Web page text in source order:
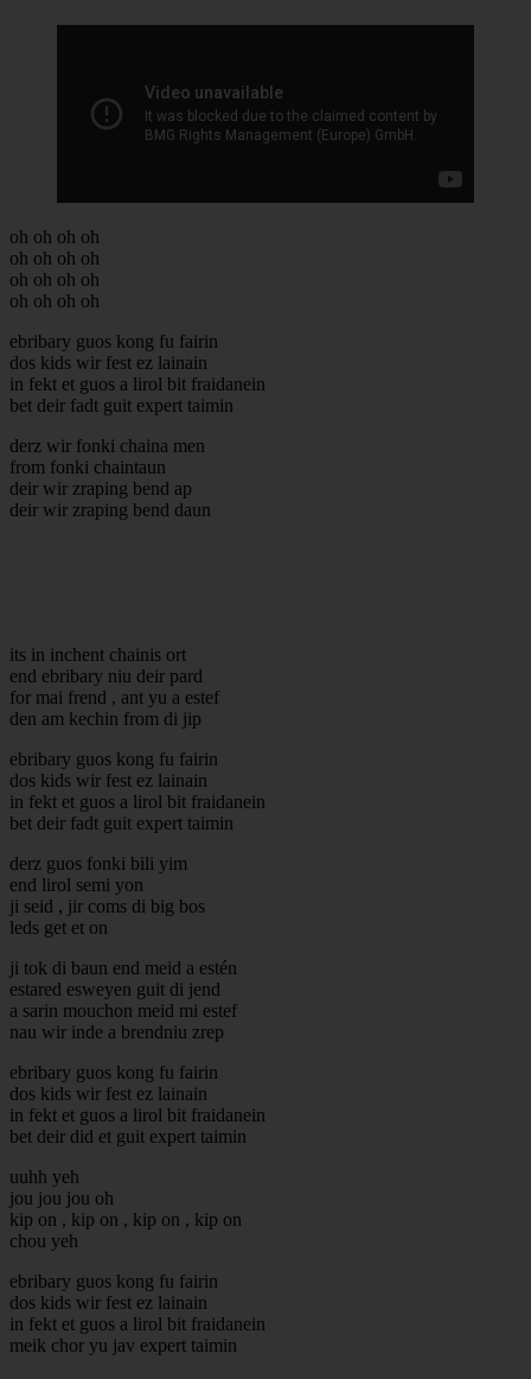
oh oh oh oh
oh oh oh oh
oh oh oh oh
oh oh oh oh
ebribary guos kong fu fairin
dos kids wir fest ez lainain
in fekt et guos a lirol bit fraidanein
bet deir fadt guit expert taimin
derz wir fonki chaina men
from fonki chaintaun
deir wir zraping bend ap
deir wir zraping bend daun
its in inchent chainis ort
end ebribary niu deir pard
for mai frend , ant yu a estef
den am kechin from di jip
ebribary guos kong fu fairin
dos kids wir fest ez lainain
in fekt et guos a lirol bit fraidanein
bet deir fadt guit expert taimin
derz guos fonki bili yim
end lirol semi yon
ji seid , jir coms di big bos
leds get et on
ji tok di baun end meid a estén
estared esweyen guit di jend
a sarin mouchon meid mi estef
nau wir inde a brendniu zrep
ebribary guos kong fu fairin
dos kids wir fest ez lainain
in fekt et guos a lirol bit fraidanein
bet deir did et guit expert taimin
uuhh yeh
jou jou jou oh
kip on , kip on , kip on , kip on
chou yeh
ebribary guos kong fu fairin
dos kids wir fest ez lainain
in fekt et guos a lirol bit fraidanein
meik chor yu jav expert taimin